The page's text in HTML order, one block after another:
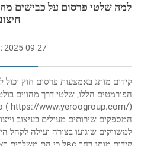
למה שלטי פרסום על כבישים
2025-09-27
קידום מותג באמצעות פרסום חוץ יכול
הפורמטים הללו, שלטי דרך מהווים
( https://www.yeroogroup.com/)
המספקים שירותים מעולים בעיצוב
למשווקים שיגיעו בצורה יעילה לקהל